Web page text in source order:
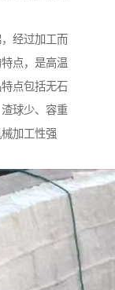
经过加工而
点，是高温
点包括无石
球少、容重
加工性强